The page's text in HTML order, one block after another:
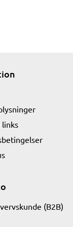
(B2B)